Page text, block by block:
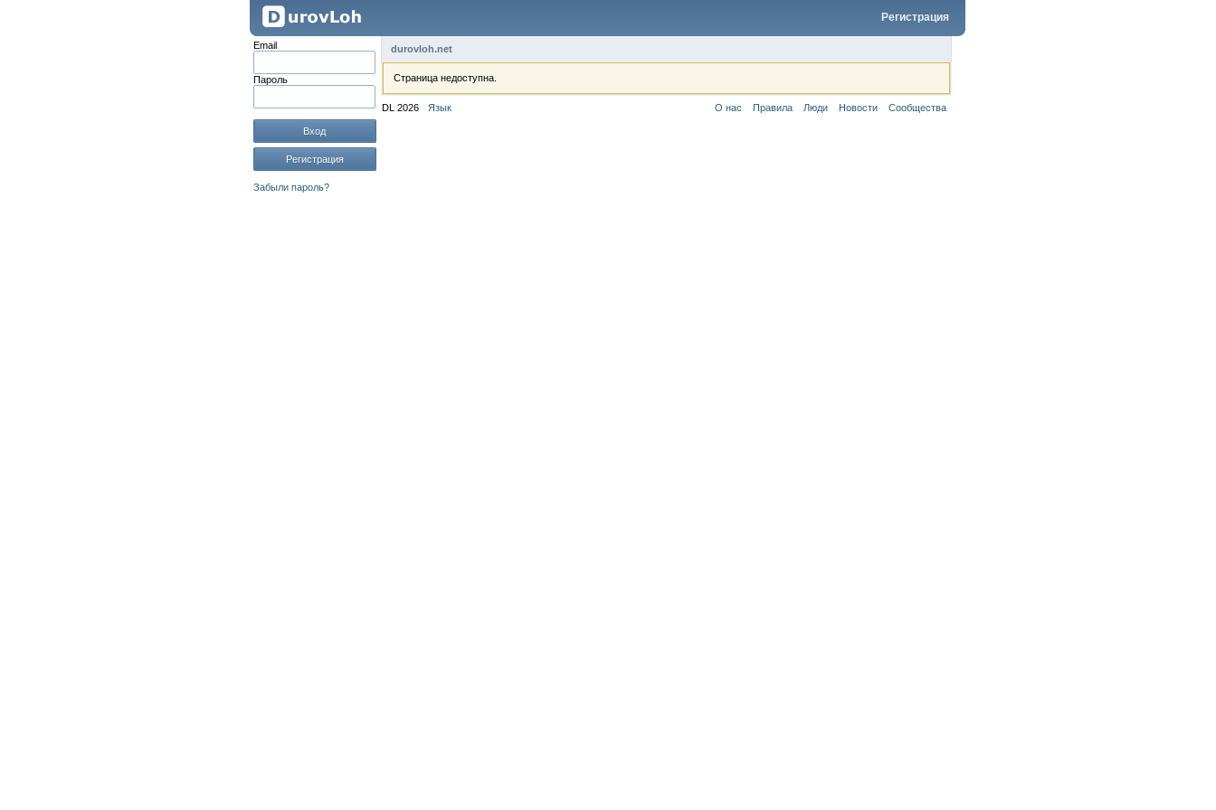
Регистрация
Email
Пароль
Вход
Регистрация
Забыли пароль?
durovloh.net
Страница недоступна.
DL 2026 Язык О нас Правила Люди Новости Сообщества